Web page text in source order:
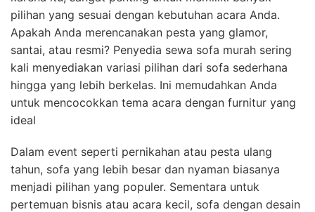
pilihan yang sesuai dengan kebutuhan acara Anda.
Apakah Anda merencanakan pesta yang glamor,
santai, atau resmi? Penyedia sewa sofa murah sering
kali menyediakan variasi pilihan dari sofa sederhana
hingga yang lebih berkelas. Ini memudahkan Anda
untuk mencocokkan tema acara dengan furnitur yang
ideal
Dalam event seperti pernikahan atau pesta ulang
tahun, sofa yang lebih besar dan nyaman biasanya
menjadi pilihan yang populer. Sementara untuk
pertemuan bisnis atau acara kecil, sofa dengan desain